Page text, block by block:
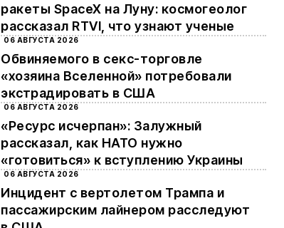
ракеты SpaceX на Луну: космогеолог
рассказал RTVI, что узнают ученые
06 АВГУСТА 2026
Обвиняемого в секс-торговле
«хозяина Вселенной» потребовали
экстрадировать в США
06 АВГУСТА 2026
«Ресурс исчерпан»: Залужный
рассказал, как НАТО нужно
«готовиться» к вступлению Украины
06 АВГУСТА 2026
Инцидент с вертолетом Трампа и
пассажирским лайнером расследуют